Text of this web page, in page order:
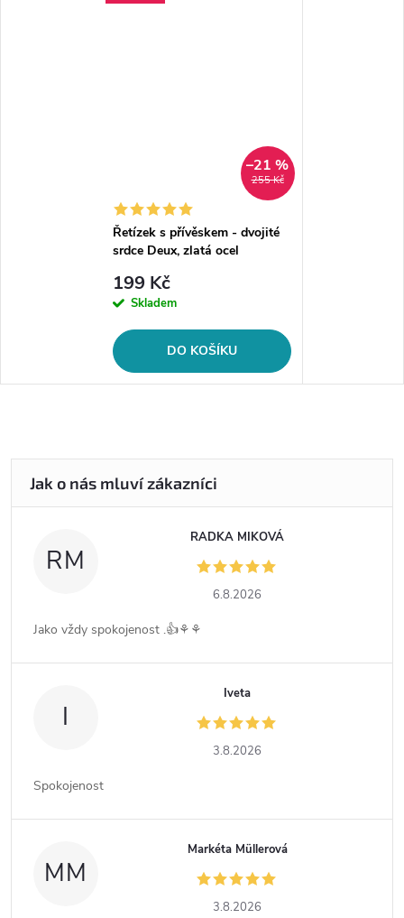
255 Kč
–21 %
Řetízek s přívěskem - dvojité
srdce Deux, zlatá ocel
199 Kč
Skladem
DO KOŠÍKU
RM
RADKA MIKOVÁ
6.8.2026
Jako vždy spokojenost .👍⚘️⚘️
I
Iveta
3.8.2026
Spokojenost
MM
Markéta Müllerová
3.8.2026